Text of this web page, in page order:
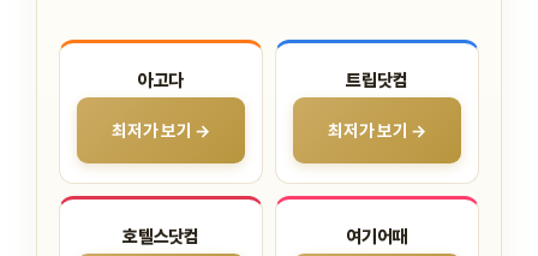
아고다
최저가 보기 →
트립닷컴
최저가 보기 →
호텔스닷컴 여기어때